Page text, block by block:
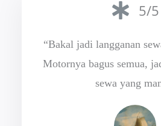
5/5
“Bakal jadi langganan
Motornya bagus semua,
sewa yang